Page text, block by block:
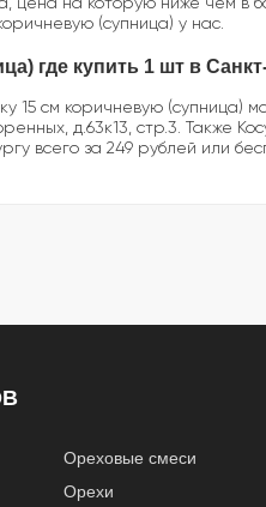
цена на которую ниже чем в
(супница) у нас.
где купить 1 шт в
15 см коричневую (супница)
д.63к13, стр.3. Также
всего за 249 рублей или
Ореховые смеси
Орехи